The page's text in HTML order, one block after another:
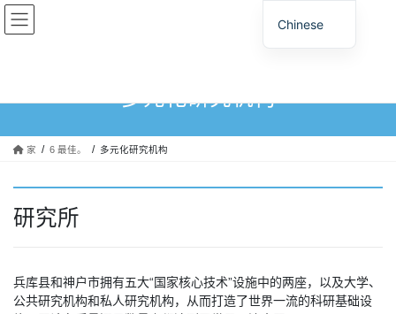
跳
至
跳
至
多元化研究机构
家 6 最佳。 多元化研究机构
研究所
兵库县和神户市拥有五大“国家核心技术”设施中的两座，以及大学、
公共研究机构和私人研究机构，从而打造了世界一流的科研基础设
Chinese